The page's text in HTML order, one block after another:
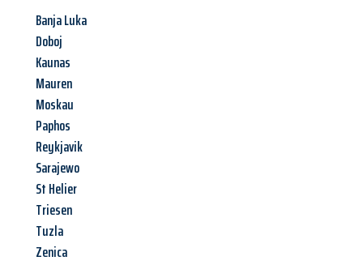
Banja Luka
Doboj
Kaunas
Mauren
Moskau
Paphos
Reykjavik
Sarajewo
St Helier
Triesen
Tuzla
Zenica